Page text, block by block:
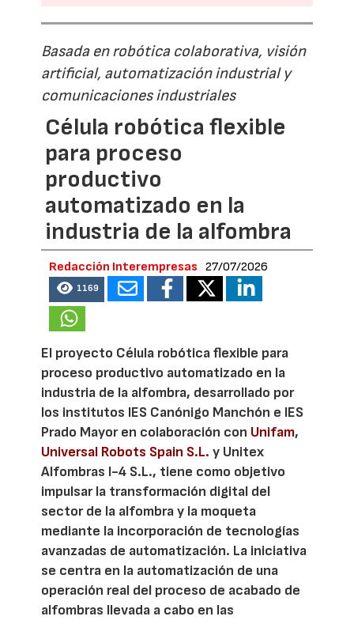
Basada en robótica colaborativa, visión
artificial, automatización industrial y
comunicaciones industriales
Célula robótica flexible
para proceso
productivo
automatizado en la
industria de la alfombra
Redacción Interempresas 27/07/2026
1169
El proyecto Célula robótica flexible para
proceso productivo automatizado en la
industria de la alfombra, desarrollado por
los institutos IES Canónigo Manchón e IES
Prado Mayor en colaboración con Unifam,
Universal Robots Spain S.L. y Unitex
Alfombras I-4 S.L., tiene como objetivo
impulsar la transformación digital del
sector de la alfombra y la moqueta
mediante la incorporación de tecnologías
avanzadas de automatización. La iniciativa
se centra en la automatización de una
operación real del proceso de acabado de
alfombras llevada a cabo en las